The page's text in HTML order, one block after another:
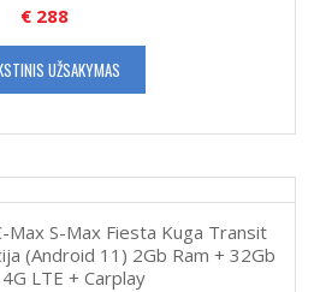
€ 288
UŽSAKYMAS
Max S-Max Fiesta Kuga Transit
(Android 11) 2Gb Ram + 32Gb
LTE + Carplay